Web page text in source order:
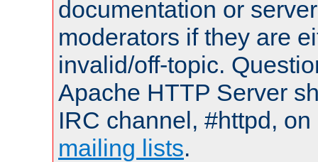
documentation or
moderators if they are
invalid/off-topic.
Apache HTTP Server
IRC channel, #httpd,
mailing lists.